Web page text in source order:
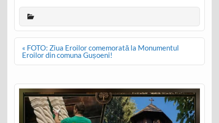
Post
navigation
« FOTO: Ziua Eroilor comemorată la Monumentul
Eroilor din comuna Gușoeni!